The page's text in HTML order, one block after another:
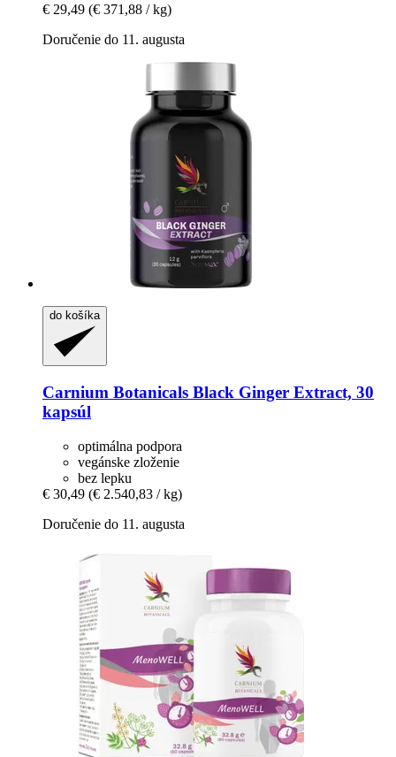
€ 29,49 (€ 371,88 / kg)
Doručenie do 11. augusta
do košíka
Carnium Botanicals Black Ginger Extract, 30
kapsúl
optimálna podpora
vegánske zloženie
bez lepku
€ 30,49 (€ 2.540,83 / kg)
Doručenie do 11. augusta